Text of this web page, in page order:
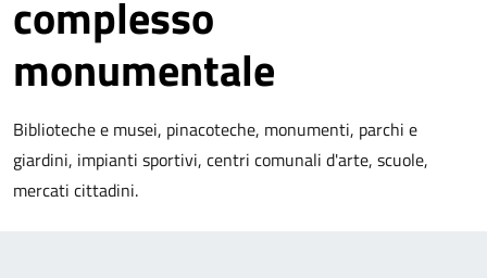
complesso
monumentale
Biblioteche e musei, pinacoteche, monumenti, parchi e
giardini, impianti sportivi, centri comunali d'arte, scuole,
mercati cittadini.